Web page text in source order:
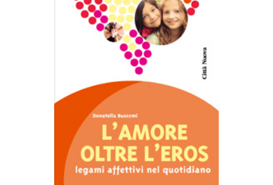
AGGIUNGI AL CARRELLO